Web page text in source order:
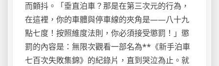
而顫抖。「垂直泊車？那是在第三次元的行為，
在這裡，你的車體與停車線的夾角是——八十九
點七度！按照維度法則，你必須接受懲罰！」懲
罰的內容是：無限次觀看一部名為**《新手泊車
七百次失敗集錦》的紀錄片，直到哭泣為止。就